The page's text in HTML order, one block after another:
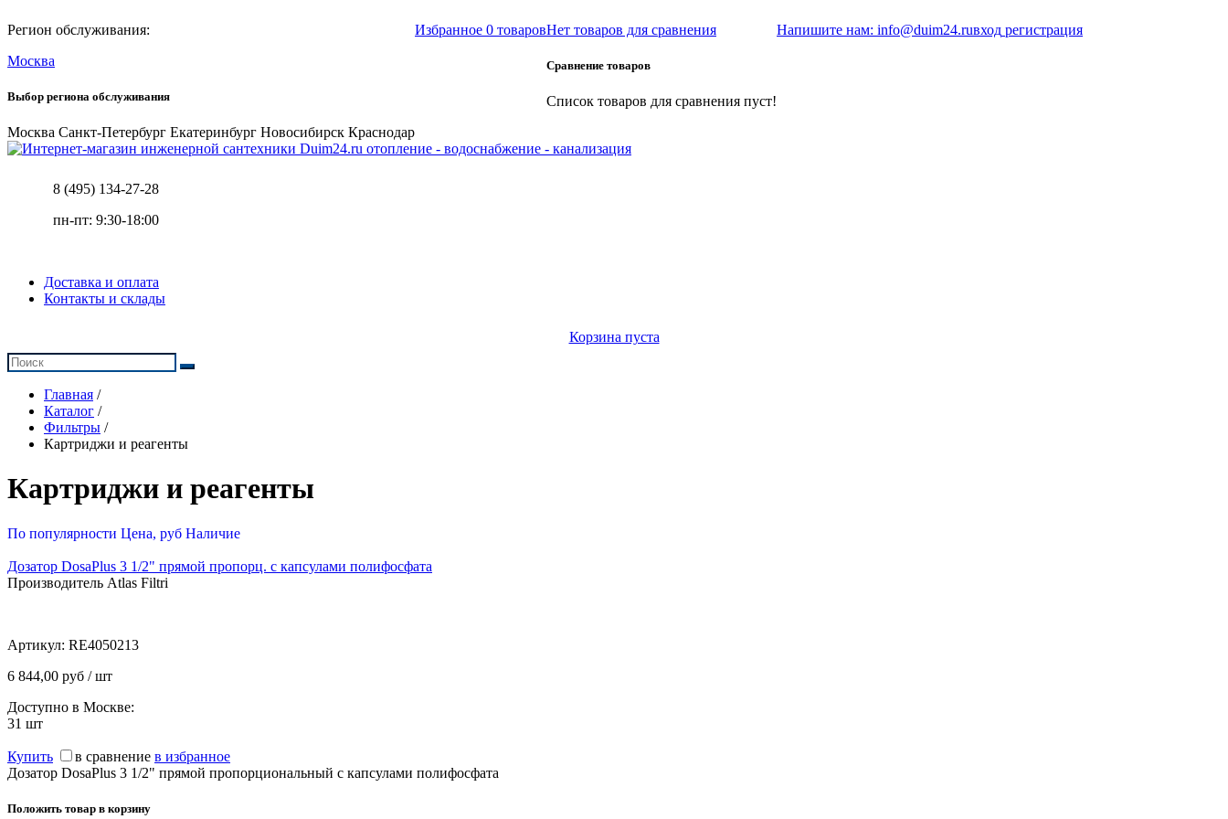
Регион обслуживания:
Москва
Выбор региона обслуживания
Москва Санкт-Петербург Екатеринбург Новосибирск Краснодар
Избранное 0 товаровНет товаров для сравнения
Сравнение товаров
Список товаров для сравнения пуст!
Напишите нам: info@duim24.ruвход регистрация
отопление - водоснабжение - канализация
8 (495) 134-27-28
пн-пт: 9:30-18:00
Доставка и оплата
Контакты и склады
Корзина пуста
Главная /
Каталог /
Фильтры /
Картриджи и реагенты
Картриджи и реагенты
По популярности Цена, руб Наличие
Дозатор DosaPlus 3 1/2" прямой пропорц. с капсулами полифосфата
Производитель Atlas Filtri
Артикул: RE4050213
6 844,00 руб / шт
Доступно в Москве:
31 шт
Купить в сравнение в избранное
Дозатор DosaPlus 3 1/2" прямой пропорциональный с капсулами полифосфата
Положить товар в корзину